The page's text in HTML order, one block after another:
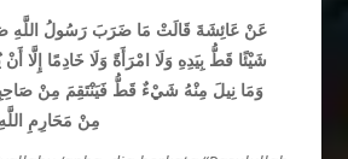
عَنْ عَائِشَةَ قَالَتْ مَا ضَرَبَ رَسُولُ اللَّهِ
شَيْئًا قَطُّ بِيَدِهِ وَلَا امْرَأَةً وَلَا خَادِمًا إِلَّا
وَمَا نِيلَ مِنْهُ شَيْءٌ قَطُّ فَيَنْتَقِمَ مِنْ
مِنْ مَحَارِمِ